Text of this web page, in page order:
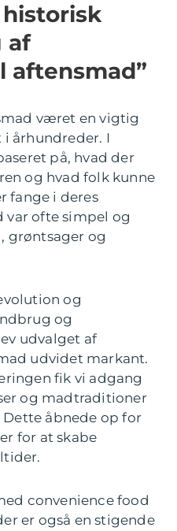
historisk
af
aftensmad”
været en vigtig
i århundreder. I
på, hvad der
og hvad folk kunne
fange i deres
var ofte simpel og
grøntsager og
og
og
udvalget af
udvidet markant.
fik vi adgang
og madtraditioner
åbnede op for
for at skabe
convenience food
er også en stigende